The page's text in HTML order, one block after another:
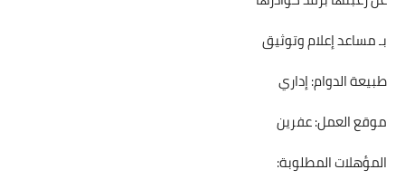
بـ مساعد إعلام وتوثيق
طبيعة الدوام: إداري
موقع العمل: عفرين
المؤهلات المطلوبة: